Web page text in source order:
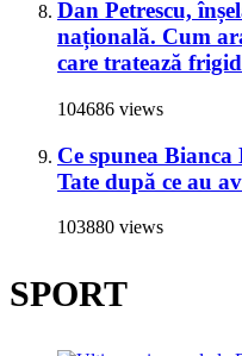
Dan Petrescu,
națională. Cum
care tratează
104686 views
Ce spunea
Tate după ce au
103880 views
SPORT